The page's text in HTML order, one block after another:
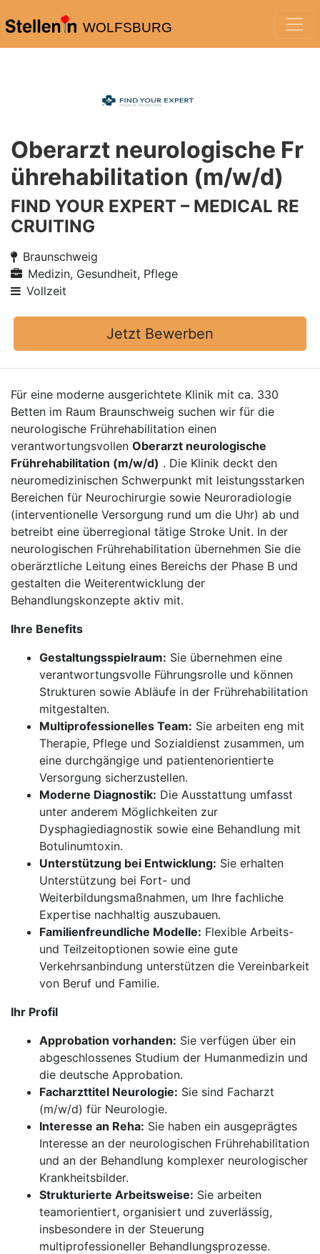
WOLFSBURG
Oberarzt neurologische Fr
ührehabilitation (m/w/d)
FIND YOUR EXPERT – MEDICAL RE
CRUITING
Braunschweig
Medizin, Gesundheit, Pflege
Vollzeit
Jetzt Bewerben
Für eine moderne ausgerichtete Klinik mit ca. 330
Betten im Raum Braunschweig suchen wir für die
neurologische Frührehabilitation einen
verantwortungsvollen Oberarzt neurologische
Frührehabilitation (m/w/d) . Die Klinik deckt den
neuromedizinischen Schwerpunkt mit leistungsstarken
Bereichen für Neurochirurgie sowie Neuroradiologie
(interventionelle Versorgung rund um die Uhr) ab und
betreibt eine überregional tätige Stroke Unit. In der
neurologischen Frührehabilitation übernehmen Sie die
oberärztliche Leitung eines Bereichs der Phase B und
gestalten die Weiterentwicklung der
Behandlungskonzepte aktiv mit.
Ihre Benefits
Gestaltungsspielraum: Sie übernehmen eine
verantwortungsvolle Führungsrolle und können
Strukturen sowie Abläufe in der Frührehabilitation
mitgestalten.
Multiprofessionelles Team: Sie arbeiten eng mit
Therapie, Pflege und Sozialdienst zusammen, um
eine durchgängige und patientenorientierte
Versorgung sicherzustellen.
Moderne Diagnostik: Die Ausstattung umfasst
unter anderem Möglichkeiten zur
Dysphagiediagnostik sowie eine Behandlung mit
Botulinumtoxin.
Unterstützung bei Entwicklung: Sie erhalten
Unterstützung bei Fort- und
Weiterbildungsmaßnahmen, um Ihre fachliche
Expertise nachhaltig auszubauen.
Familienfreundliche Modelle: Flexible Arbeits-
und Teilzeitoptionen sowie eine gute
Verkehrsanbindung unterstützen die Vereinbarkeit
von Beruf und Familie.
Ihr Profil
Approbation vorhanden: Sie verfügen über ein
abgeschlossenes Studium der Humanmedizin und
die deutsche Approbation.
Facharzttitel Neurologie: Sie sind Facharzt
(m/w/d) für Neurologie.
Interesse an Reha: Sie haben ein ausgeprägtes
Interesse an der neurologischen Frührehabilitation
und an der Behandlung komplexer neurologischer
Krankheitsbilder.
Strukturierte Arbeitsweise: Sie arbeiten
teamorientiert, organisiert und zuverlässig,
insbesondere in der Steuerung
multiprofessioneller Behandlungsprozesse.